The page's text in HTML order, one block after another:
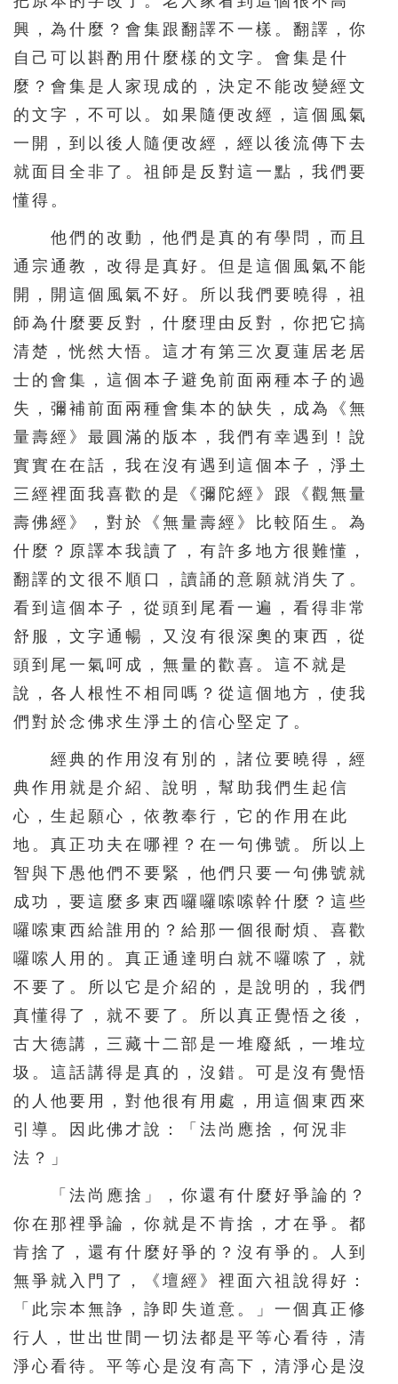
興，為什麼？會集跟翻譯不一樣。翻譯，你
自己可以斟酌用什麼樣的文字。會集是什
麼？會集是人家現成的，決定不能改變經文
的文字，不可以。如果隨便改經，這個風氣
一開，到以後人隨便改經，經以後流傳下去
就面目全非了。祖師是反對這一點，我們要
懂得。
他們的改動，他們是真的有學問，而且
通宗通教，改得是真好。但是這個風氣不能
開，開這個風氣不好。所以我們要曉得，祖
師為什麼要反對，什麼理由反對，你把它搞
清楚，恍然大悟。這才有第三次夏蓮居老居
士的會集，這個本子避免前面兩種本子的過
失，彌補前面兩種會集本的缺失，成為《無
量壽經》最圓滿的版本，我們有幸遇到！說
實實在在話，我在沒有遇到這個本子，淨土
三經裡面我喜歡的是《彌陀經》跟《觀無量
壽佛經》，對於《無量壽經》比較陌生。為
什麼？原譯本我讀了，有許多地方很難懂，
翻譯的文很不順口，讀誦的意願就消失了。
看到這個本子，從頭到尾看一遍，看得非常
舒服，文字通暢，又沒有很深奧的東西，從
頭到尾一氣呵成，無量的歡喜。這不就是
說，各人根性不相同嗎？從這個地方，使我
們對於念佛求生淨土的信心堅定了。
經典的作用沒有別的，諸位要曉得，經
典作用就是介紹、說明，幫助我們生起信
心，生起願心，依教奉行，它的作用在此
地。真正功夫在哪裡？在一句佛號。所以上
智與下愚他們不要緊，他們只要一句佛號就
成功，要這麼多東西囉囉嗦嗦幹什麼？這些
囉嗦東西給誰用的？給那一個很耐煩、喜歡
囉嗦人用的。真正通達明白就不囉嗦了，就
不要了。所以它是介紹的，是說明的，我們
真懂得了，就不要了。所以真正覺悟之後，
古大德講，三藏十二部是一堆廢紙，一堆垃
圾。這話講得是真的，沒錯。可是沒有覺悟
的人他要用，對他很有用處，用這個東西來
引導。因此佛才說：「法尚應捨，何況非
法？」
「法尚應捨」，你還有什麼好爭論的？
你在那裡爭論，你就是不肯捨，才在爭。都
肯捨了，還有什麼好爭的？沒有爭的。人到
無爭就入門了，《壇經》裡面六祖說得好：
「此宗本無諍，諍即失道意。」一個真正修
行人，世出世間一切法都是平等心看待，清
淨心看待。平等心是沒有高下，清淨心是沒